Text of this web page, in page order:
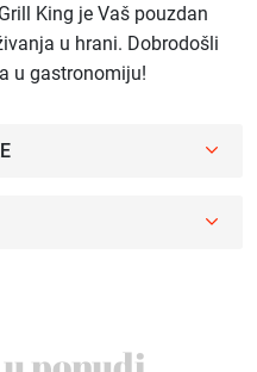
King je Vaš pouzdan
u hrani. Dobrodošli
u gastronomiju!